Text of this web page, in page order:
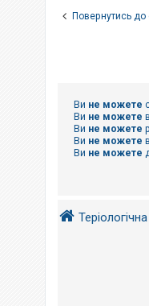
Повернутись до
Ви не можете
Ви не можете
Ви не можете
Ви не можете
Ви не можете